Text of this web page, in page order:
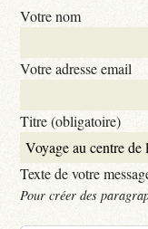
Votre nom
Votre adresse email
Titre (obligatoire)
Texte de votre
Pour créer des